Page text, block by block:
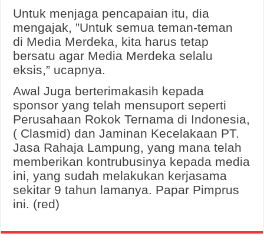
Untuk menjaga pencapaian itu, dia
mengajak, ”Untuk semua teman-teman
di Media Merdeka, kita harus tetap
bersatu agar Media Merdeka selalu
eksis,” ucapnya.
Awal Juga berterimakasih kepada
sponsor yang telah mensuport seperti
Perusahaan Rokok Ternama di Indonesia,
( Clasmid) dan Jaminan Kecelakaan PT.
Jasa Rahaja Lampung, yang mana telah
memberikan kontrubusinya kepada media
ini, yang sudah melakukan kerjasama
sekitar 9 tahun lamanya. Papar Pimprus
ini. (red)